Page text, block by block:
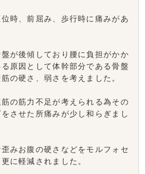
時、前屈み、歩行時に痛みがあ
が後傾しており腰に負担がかか
原因として体幹部分である骨盤
の硬さ、弱さを考えました。
の筋力不足が考えられる為その
させた所痛みが少し和らぎまし
みお腹の硬さなどをモルフォセ
に軽減されました。